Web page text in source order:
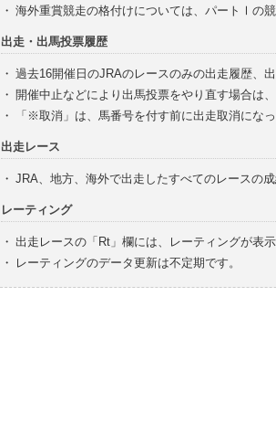
・ 海外重賞競走の格付けについては、パートⅠの
出走・出馬投票履歴
・ 過去16開催日のJRAのレースのみの出走履歴、
・ 開催中止などにより出馬投票をやり直す場合は
・
「※取消」は、馬番号を付す前に出走取消にな
出走レース
・ JRA、地方、海外で出走したすべてのレースの
レーティング
・ 出走レースの「Rt」欄には、レーティングが表
・
レーティングのデータ更新は不定期です。